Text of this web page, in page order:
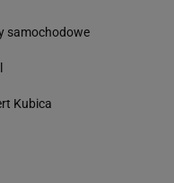
samochodowe
Kubica